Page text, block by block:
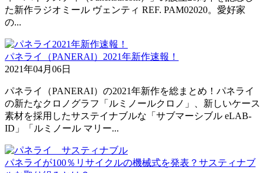
た新作ラジオミール ヴェンティ REF. PAM02020。愛好家
の...
パネライ（PANERAI）2021年新作速報！
2021年04月06日
パネライ（PANERAI）の2021年新作を総まとめ！パネライ
の新たなクロノグラフ「ルミノールクロノ」、新しいケース
素材を採用したサステイナブルな「サブマーシブル eLAB-
ID」「ルミノール マリー...
パネライが100％リサイクルの機械式を発表？サスティナブ